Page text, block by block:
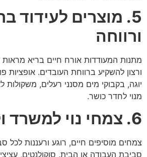
5. מוצרים לעידוד
ורווחה
מתנות המעודדות אורח חיים בריא
ורצון להשקיע ברווחת העובדים. אופציות
יוגה, בקבוקי מים מסנני רעלים, משקולות
מנוי לחדר כושר.
6. צמחי נוי למשרד ולבית
צמחים מוסיפים חיים, רוגע ורעננות לכל
סביבת העבודה או הבית. סוקולנטים,